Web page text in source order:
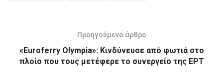
Προηγούμενο άρθρο
«Euroferry Olympia»: Κινδύνευσε από φωτιά στο
πλοίο που τους μετέφερε το συνεργείο της ΕΡΤ